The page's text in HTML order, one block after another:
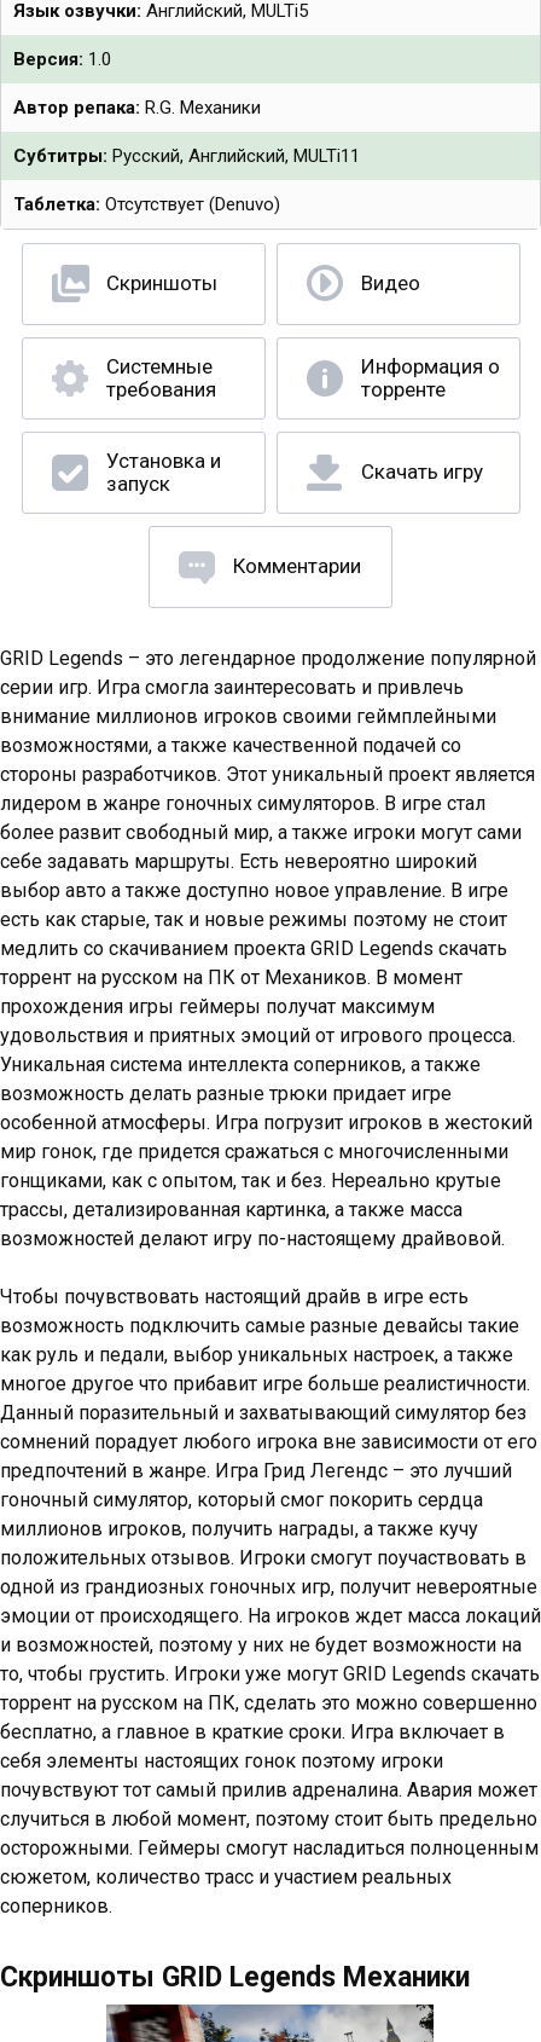
Язык озвучки: Английский, MULTi5
Версия: 1.0
Автор репака: R.G. Механики
Субтитры: Русский, Английский, MULTi11
Таблетка: Отсутствует (Denuvo)
Скриншоты Видео
Системные
требования
Информация о
торренте
Установка и
запуск
Скачать игру
Комментарии
GRID Legends – это легендарное продолжение популярной
серии игр. Игра смогла заинтересовать и привлечь
внимание миллионов игроков своими геймплейными
возможностями, а также качественной подачей со
стороны разработчиков. Этот уникальный проект является
лидером в жанре гоночных симуляторов. В игре стал
более развит свободный мир, а также игроки могут сами
себе задавать маршруты. Есть невероятно широкий
выбор авто а также доступно новое управление. В игре
есть как старые, так и новые режимы поэтому не стоит
медлить со скачиванием проекта GRID Legends скачать
торрент на русском на ПК от Механиков. В момент
прохождения игры геймеры получат максимум
удовольствия и приятных эмоций от игрового процесса.
Уникальная система интеллекта соперников, а также
возможность делать разные трюки придает игре
особенной атмосферы. Игра погрузит игроков в жестокий
мир гонок, где придется сражаться с многочисленными
гонщиками, как с опытом, так и без. Нереально крутые
трассы, детализированная картинка, а также масса
возможностей делают игру по-настоящему драйвовой.
Чтобы почувствовать настоящий драйв в игре есть
возможность подключить самые разные девайсы такие
как руль и педали, выбор уникальных настроек, а также
многое другое что прибавит игре больше реалистичности.
Данный поразительный и захватывающий симулятор без
сомнений порадует любого игрока вне зависимости от его
предпочтений в жанре. Игра Грид Легендс – это лучший
гоночный симулятор, который смог покорить сердца
миллионов игроков, получить награды, а также кучу
положительных отзывов. Игроки смогут поучаствовать в
одной из грандиозных гоночных игр, получит невероятные
эмоции от происходящего. На игроков ждет масса локаций
и возможностей, поэтому у них не будет возможности на
то, чтобы грустить. Игроки уже могут GRID Legends скачать
торрент на русском на ПК, сделать это можно совершенно
бесплатно, а главное в краткие сроки. Игра включает в
себя элементы настоящих гонок поэтому игроки
почувствуют тот самый прилив адреналина. Авария может
случиться в любой момент, поэтому стоит быть предельно
осторожными. Геймеры смогут насладиться полноценным
сюжетом, количество трасс и участием реальных
соперников.
Скриншоты GRID Legends Механики